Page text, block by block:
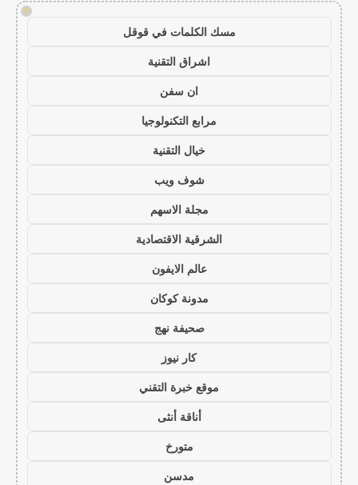
!
مسك الكلمات في قوقل
اشراق التقنية
ان سفن
مرابع التكنولوجيا
خيال التقنية
شوف ويب
مجلة الاسهم
الشرقية الاقتصادية
عالم الايفون
مدونة كوكان
صحيفة نهج
كار نيوز
موقع خبرة التقني
أناقة أنثى
متورخ
مدسن